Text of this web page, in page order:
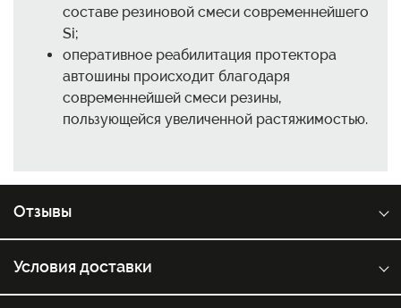
составе резиновой смеси современнейшего
Si;
оперативное реабилитация протектора
автошины происходит благодаря
современнейшей смеси резины,
пользующейся увеличенной растяжимостью.
Отзывы
Условия доставки